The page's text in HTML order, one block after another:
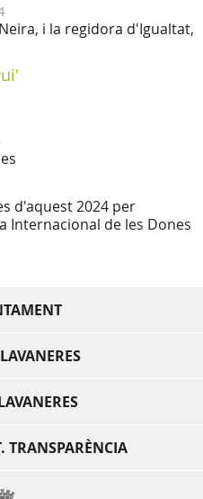
i la regidora d'Igualtat,
d'aquest 2024 per
Internacional de les Dones
TRANSPARÈNCIA